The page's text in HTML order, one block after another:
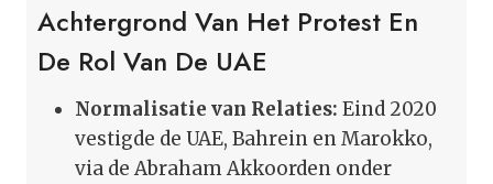
Achtergrond Van Het Protest En
De Rol Van De UAE
Normalisatie van Relaties: Eind 2020
vestigde de UAE, Bahrein en Marokko,
via de Abraham Akkoorden onder